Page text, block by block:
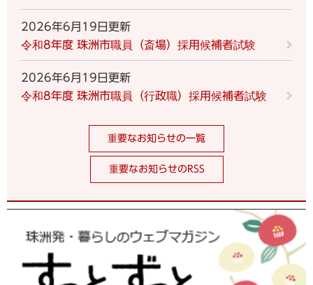
2026年6月19日更新
令和8年度 珠洲市職員（斎場）採用候補者試験
2026年6月19日更新
令和8年度 珠洲市職員（行政職）採用候補者試験
重要なお知らせの一覧
重要なお知らせのRSS